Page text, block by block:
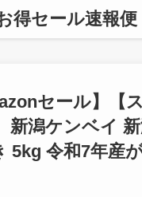
得セール速報便
セール】【
新潟ケンベイ
5kg 令和7年産